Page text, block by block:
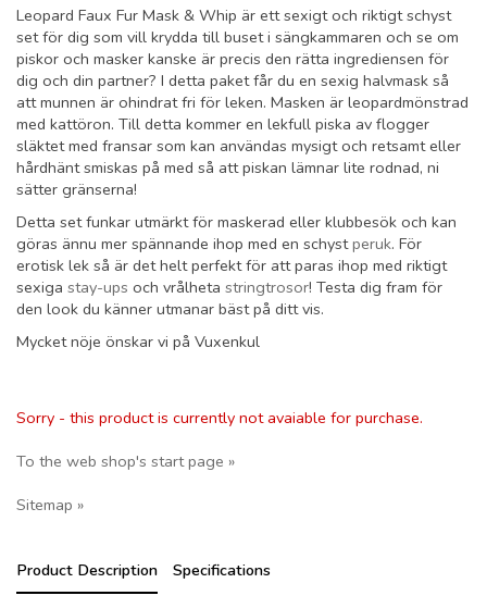
Leopard Faux Fur Mask & Whip är ett sexigt och riktigt schyst
set för dig som vill krydda till buset i sängkammaren och se om
piskor och masker kanske är precis den rätta ingrediensen för
dig och din partner? I detta paket får du en sexig halvmask så
att munnen är ohindrat fri för leken. Masken är leopardmönstrad
med kattöron. Till detta kommer en lekfull piska av flogger
släktet med fransar som kan användas mysigt och retsamt eller
hårdhänt smiskas på med så att piskan lämnar lite rodnad, ni
sätter gränserna!
Detta set funkar utmärkt för maskerad eller klubbesök och kan
göras ännu mer spännande ihop med en schystperuk. För
erotisk lek så är det helt perfekt för att paras ihop med riktigt
sexiga stay-ups och vrålheta stringtrosor! Testa dig fram för
den look du känner utmanar bäst på ditt vis.
Mycket nöje önskar vi på Vuxenkul
Sorry - this product is currently not avaiable for purchase.
To the web shop's start page »
Sitemap »
Product Description Specifications